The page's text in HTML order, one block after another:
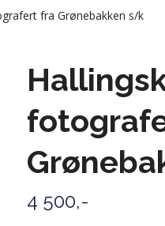
fra Grønebakken s/k
4 500,-